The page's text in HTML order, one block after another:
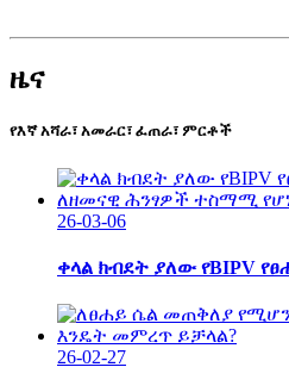
ዜና
የእኛ አሻራ፣ አመራር፣ ፈጠራ፣ ምርቶች
26-03-06
ቀላል ክብደት ያለው የBIPV
26-02-27